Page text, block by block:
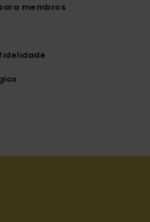
membros